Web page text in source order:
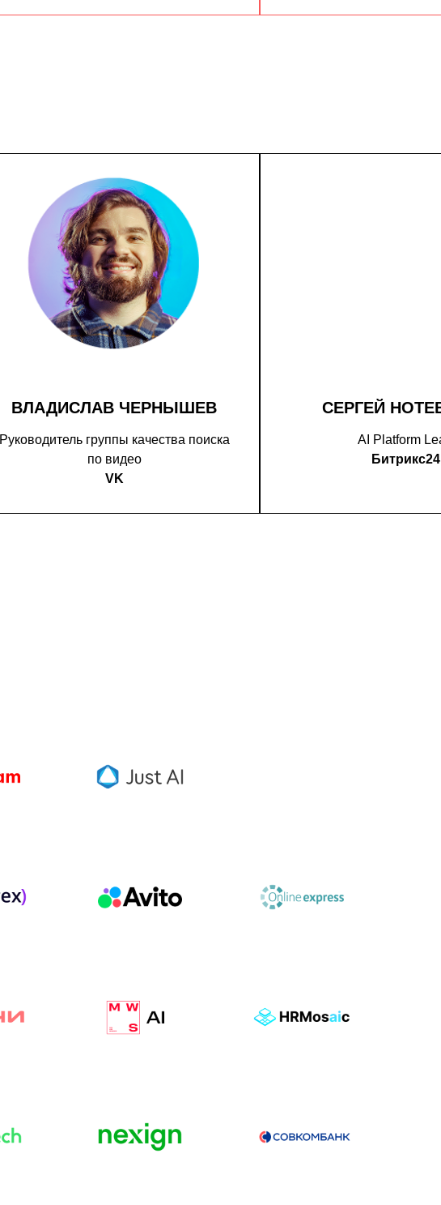
ВЛАДИСЛАВ ЧЕРНЫШЕВ
Руководитель группы качества поиска
по видео
VK
СЕРГЕЙ
AI Platform
Битрикс24